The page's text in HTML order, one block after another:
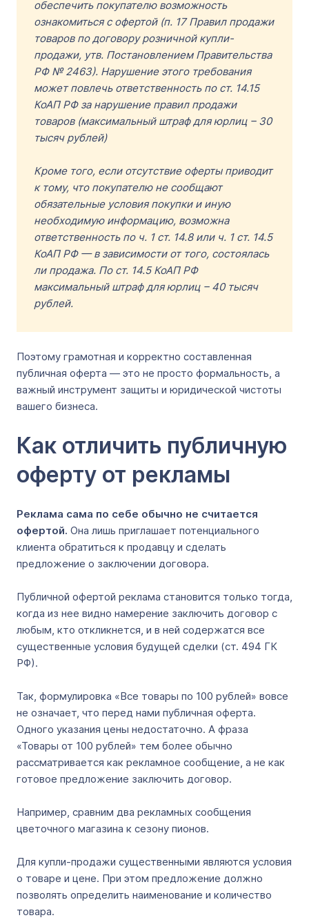
обеспечить покупателю возможность
ознакомиться с офертой (п. 17 Правил продажи
товаров по договору розничной купли-
продажи, утв. Постановлением Правительства
РФ № 2463). Нарушение этого требования
может повлечь ответственность по ст. 14.15
КоАП РФ за нарушение правил продажи
товаров (максимальный штраф для юрлиц – 30
тысяч рублей)
Кроме того, если отсутствие оферты приводит
к тому, что покупателю не сообщают
обязательные условия покупки и иную
необходимую информацию, возможна
ответственность по ч. 1 ст. 14.8 или ч. 1 ст. 14.5
КоАП РФ — в зависимости от того, состоялась
ли продажа. По ст. 14.5 КоАП РФ
максимальный штраф для юрлиц – 40 тысяч
рублей.
Поэтому грамотная и корректно составленная
публичная оферта — это не просто формальность, а
важный инструмент защиты и юридической чистоты
вашего бизнеса.
Как отличить публичную
оферту от рекламы
Реклама сама по себе обычно не считается
офертой. Она лишь приглашает потенциального
клиента обратиться к продавцу и сделать
предложение о заключении договора.
Публичной офертой реклама становится только тогда,
когда из нее видно намерение заключить договор с
любым, кто откликнется, и в ней содержатся все
существенные условия будущей сделки (ст. 494 ГК
РФ).
Так, формулировка «Все товары по 100 рублей» вовсе
не означает, что перед нами публичная оферта.
Одного указания цены недостаточно. А фраза
«Товары от 100 рублей» тем более обычно
рассматривается как рекламное сообщение, а не как
готовое предложение заключить договор.
Например, сравним два рекламных сообщения
цветочного магазина к сезону пионов.
Для купли-продажи существенными являются условия
о товаре и цене. При этом предложение должно
позволять определить наименование и количество
товара.